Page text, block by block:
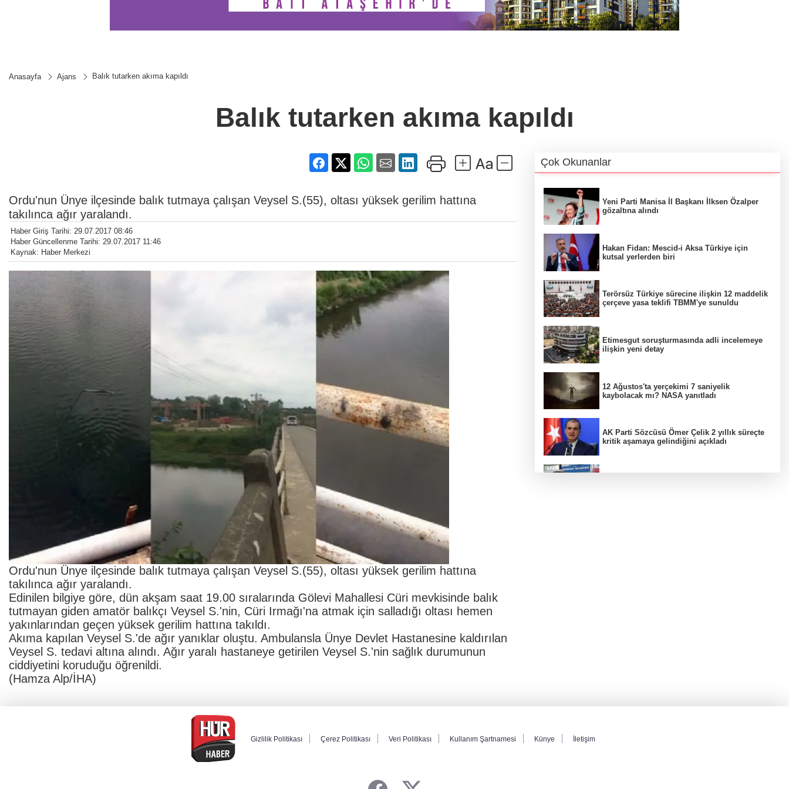
Anasayfa Ajans Balık tutarken akıma kapıldı
Balık tutarken akıma kapıldı
Ordu'nun Ünye ilçesinde balık tutmaya çalışan Veysel S.(55), oltası yüksek gerilim hattına
takılınca ağır yaralandı.
Haber Giriş Tarihi: 29.07.2017 08:46
Haber Güncellenme Tarihi: 29.07.2017 11:46
Kaynak: Haber Merkezi
Ordu'nun Ünye ilçesinde balık tutmaya çalışan Veysel S.(55), oltası yüksek gerilim hattına
takılınca ağır yaralandı.
Edinilen bilgiye göre, dün akşam saat 19.00 sıralarında Gölevi Mahallesi Cüri mevkisinde balık
tutmayan giden amatör balıkçı Veysel S.'nin, Cüri Irmağı'na atmak için salladığı oltası hemen
yakınlarından geçen yüksek gerilim hattına takıldı.
Akıma kapılan Veysel S.'de ağır yanıklar oluştu. Ambulansla Ünye Devlet Hastanesine kaldırılan
Veysel S. tedavi altına alındı. Ağır yaralı hastaneye getirilen Veysel S.'nin sağlık durumunun
ciddiyetini koruduğu öğrenildi.
(Hamza Alp/İHA)
Çok Okunanlar
Yeni Parti Manisa İl Başkanı İlksen Özalper
gözaltına alındı
Hakan Fidan: Mescid-i Aksa Türkiye için
kutsal yerlerden biri
Terörsüz Türkiye sürecine ilişkin 12 maddelik
çerçeve yasa teklifi TBMM'ye sunuldu
Etimesgut soruşturmasında adli incelemeye
ilişkin yeni detay
12 Ağustos'ta yerçekimi 7 saniyelik
kaybolacak mı? NASA yanıtladı
AK Parti Sözcüsü Ömer Çelik 2 yıllık süreçte
kritik aşamaya gelindiğini açıkladı
Gizlilik Politikası Çerez Politikası Veri Politikası Kullanım Şartnamesi Künye İletişim